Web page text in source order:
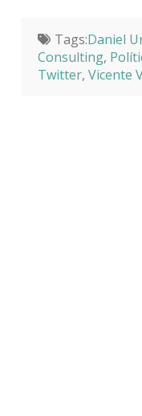
Tags:Daniel
Consulting,
Twitter, Vicente